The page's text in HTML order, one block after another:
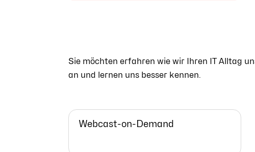
Sie möchten erfahren wie wir Ihren IT Alltag
an und lernen uns besser kennen.
Webcast-on-Demand